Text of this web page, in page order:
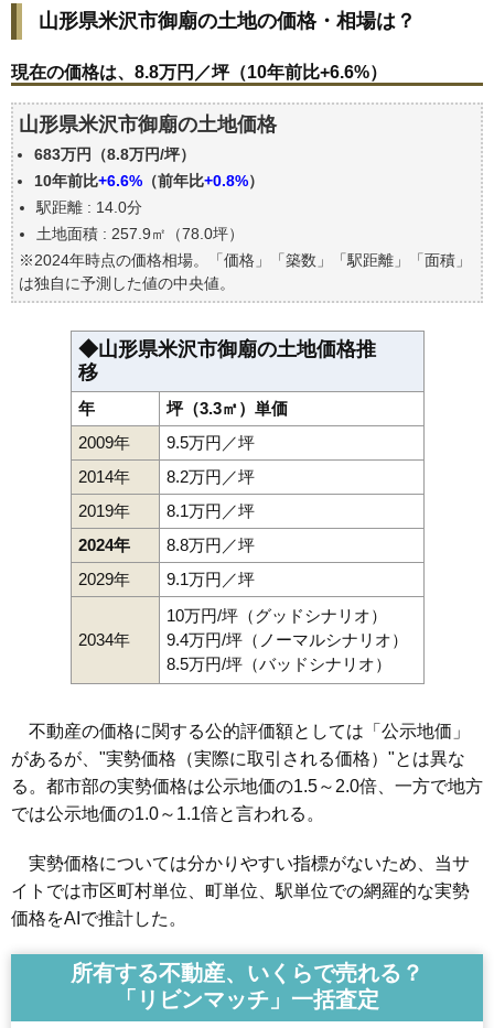
現在の価格は、8.8万円／坪（10年前比+6.6%）
価格を詳細に分析しよう
山形県米沢市御廟の土地の過去の売買事例
公示地価はいくら
エリアの将来性を人口予想から検討しよう
自分の年収でいくらの不動産が買える？
山形県米沢市御廟の土地の価格・相場は？
現在の価格は、8.8万円／坪（10年前比+6.6%）
山形県米沢市御廟の土地価格
683万円（8.8万円/坪）
10年前比+6.6% （前年比+0.8%）
駅距離 : 14.0分
土地面積 : 257.9㎡（78.0坪）
※2024年時点の価格相場。「価格」「築数」「駅距離」「面積」
は独自に予測した値の中央値。
◆山形県米沢市御廟の土地価格推
移
年
坪（3.3㎡）単価
2009年
9.5万円／坪
2014年
8.2万円／坪
2019年
8.1万円／坪
2024年
8.8万円／坪
2029年
9.1万円／坪
2034年
10万円/坪（グッドシナリオ）
9.4万円/坪（ノーマルシナリオ）
8.5万円/坪（バッドシナリオ）
不動産の価格に関する公的評価額としては「公示地価」
があるが、"実勢価格（実際に取引される価格）"とは異な
る。都市部の実勢価格は公示地価の1.5～2.0倍、一方で地方
では公示地価の1.0～1.1倍と言われる。
実勢価格については分かりやすい指標がないため、当サ
イトでは市区町村単位、町単位、駅単位での網羅的な実勢
価格をAIで推計した。
所有する不動産、いくらで売れる？
「リビンマッチ」一括査定